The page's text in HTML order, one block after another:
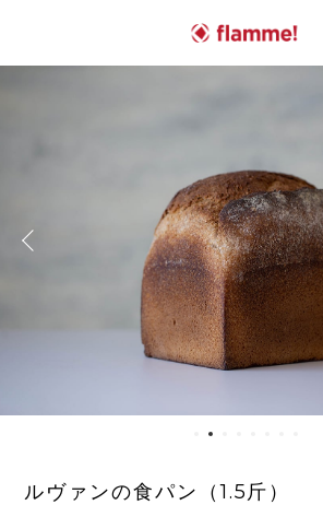
ルヴァンの食パン（1.5斤）